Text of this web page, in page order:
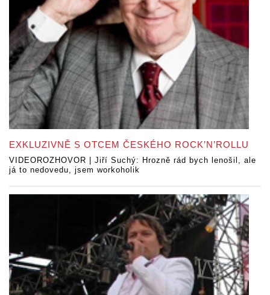
EXKLUZIVNĚ S OTCEM ČESKÉHO ROCK’N’ROLLU
VIDEOROZHOVOR | Jiří Suchý: Hrozně rád bych lenošil, ale
já to nedovedu, jsem workoholik